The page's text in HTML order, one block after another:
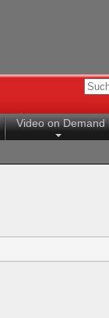
Video on Demand